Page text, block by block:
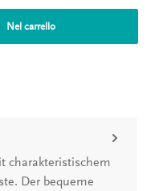
Nel carrello
charakteristischem
Der bequeme